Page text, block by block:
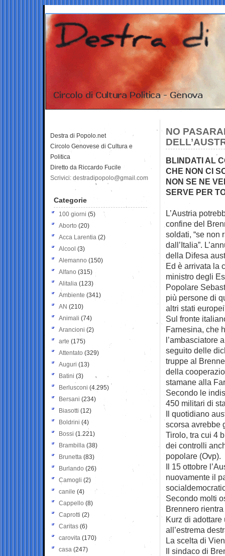
NO
BLINDATI AL
CHE NON CI
NON SE NE
SERVE PER
L’Austria
confine del
soldati, “se non
dall’Italia”.
della Difesa
Ed è arrivata la
ministro degli
Popolare
più persone di
altri stati
Sul fronte
Farnesina, che
l’ambasciatore
seguito delle
truppe al
della
stamane alla
Secondo le
450 militari di
Il quotidiano
scorsa avrebbe
Tirolo, tra cui 4
dei controlli
popolare (Ovp).
Il 15 ottobre
nuovamente il
Secondo molti
Brennero
Kurz di
all’estrema
La scelta di
Il sindaco di
Destra di Popolo.net
Circolo Genovese di Cultura e
Politica
Diretto da Riccardo Fucile
Scrivici: destradipopolo@gmail.com
Categorie
100 giorni (5)
Aborto (20)
Acca Larentia (2)
Alcool (3)
Alemanno (150)
Alfano (315)
Alitalia (123)
Ambiente (341)
AN (210)
Animali (74)
Arancioni (2)
arte (175)
Attentato (329)
Auguri (13)
Batini (3)
Berlusconi (4.295)
Bersani (234)
Biasotti (12)
Boldrini (4)
Bossi (1.221)
Brambilla (38)
Brunetta (83)
Burlando (26)
Camogli (2)
canile (4)
Cappello (8)
Caprotti (2)
Caritas (6)
carovita (170)
casa (247)